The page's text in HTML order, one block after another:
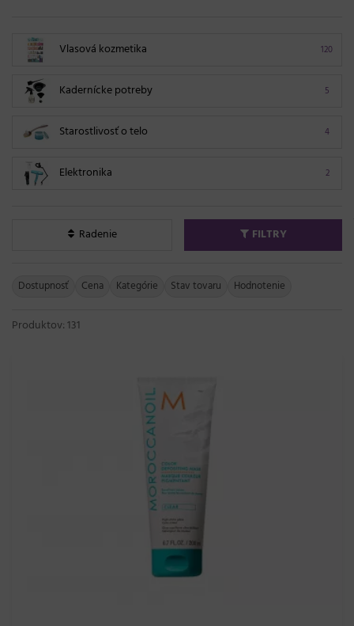
120
Vlasová kozmetika
5
Kadernícke potreby
4
Starostlivosť o telo
2
Elektronika
Radenie FILTRY
Dostupnosť Cena Kategórie Stav tovaru Hodnotenie
Produktov: 131